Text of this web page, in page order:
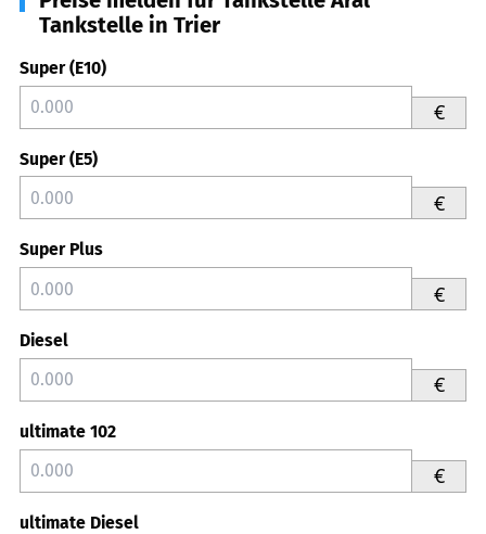
Tankstelle in Trier
Super (E10)
€
Super (E5)
€
Super Plus
€
Diesel
€
ultimate 102
€
ultimate Diesel